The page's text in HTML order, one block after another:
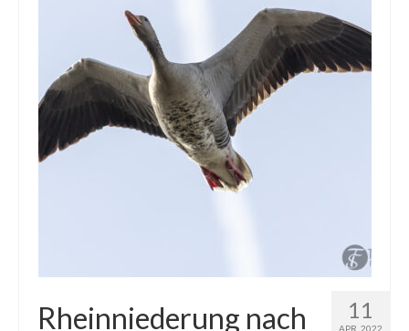
11
APR. 2022
Rheinniederung nach